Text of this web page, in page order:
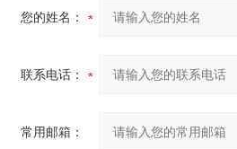
您的姓名：
联系电话：
常用邮箱：